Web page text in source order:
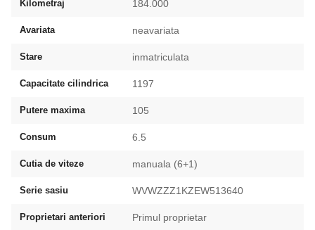
Kilometraj 184.000
Avariata neavariata
Stare inmatriculata
Capacitate cilindrica 1197
Putere maxima 105
Consum 6.5
Cutia de viteze manuala (6+1)
Serie sasiu WVWZZZ1KZEW513640
Proprietari anteriori Primul proprietar